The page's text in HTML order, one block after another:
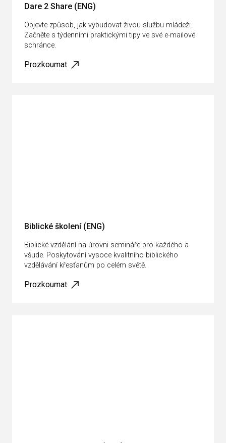
Dare 2 Share (ENG)
Objevte způsob, jak vybudovat živou službu mládeži.
Začněte s týdenními praktickými tipy ve své e-mailové
schránce.
Prozkoumat
Biblické školení (ENG)
Biblické vzdělání na úrovni semináře pro každého a
všude. Poskytování vysoce kvalitního biblického
vzdělávání křesťanům po celém světě.
Prozkoumat